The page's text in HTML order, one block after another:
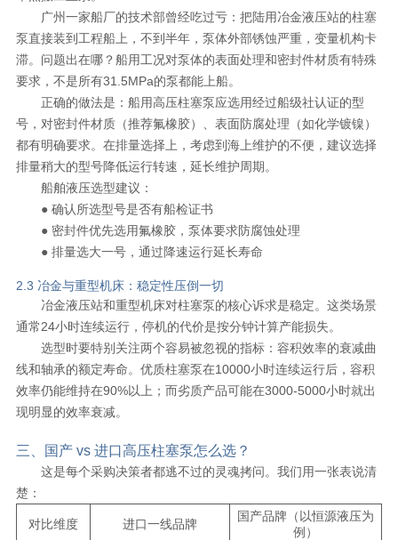
广州一家船厂的技术部曾经吃过亏：把陆用冶金液压站的柱塞
泵直接装到工程船上，不到半年，泵体外部锈蚀严重，变量机构卡
滞。问题出在哪？船用工况对泵体的表面处理和密封件材质有特殊
要求，不是所有31.5MPa的泵都能上船。
正确的做法是：船用高压柱塞泵应选用经过船级社认证的型
号，对密封件材质（推荐氟橡胶）、表面防腐处理（如化学镀镍）
都有明确要求。在排量选择上，考虑到海上维护的不便，建议选择
排量稍大的型号降低运行转速，延长维护周期。
船舶液压选型建议：
● 确认所选型号是否有船检证书
● 密封件优先选用氟橡胶，泵体要求防腐蚀处理
● 排量选大一号，通过降速运行延长寿命
2.3 冶金与重型机床：稳定性压倒一切
冶金液压站和重型机床对柱塞泵的核心诉求是稳定。这类场景
通常24小时连续运行，停机的代价是按分钟计算产能损失。
选型时要特别关注两个容易被忽视的指标：容积效率的衰减曲
线和轴承的额定寿命。优质柱塞泵在10000小时连续运行后，容积
效率仍能维持在90%以上；而劣质产品可能在3000-5000小时就出
现明显的效率衰减。
三、国产 vs 进口高压柱塞泵怎么选？
这是每个采购决策者都逃不过的灵魂拷问。我们用一张表说清
楚：
对比维度 进口一线品牌
国产品牌（以恒源液压为
例）